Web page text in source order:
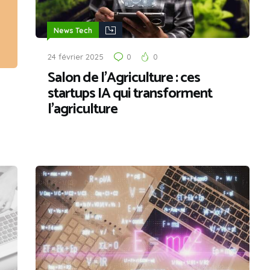
News Tech
24 février 2025 0 0
Salon de l’Agriculture : ces
startups IA qui transforment
l’agriculture